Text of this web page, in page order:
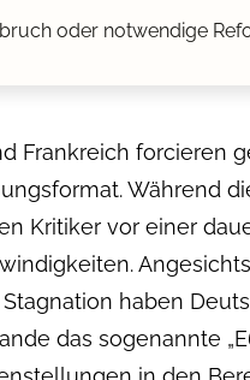
oder notwendige
Frankreich forcieren
Während
Kritiker vor einer
haben
das sogenannte